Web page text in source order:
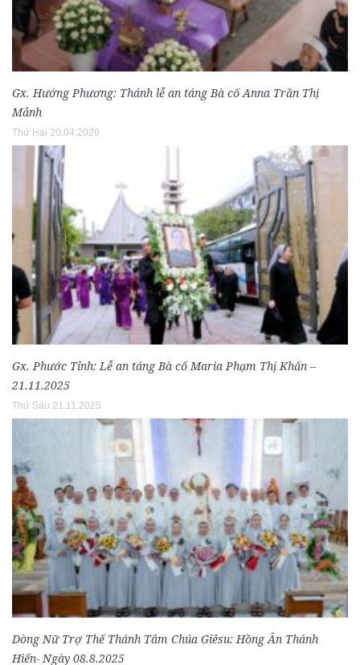
Gx. Hướng Phương: Thánh lễ an táng Bà cố Anna Trần Thị
Mảnh
Thứ Hai 20.04.2026
Gx. Phước Tỉnh: Lễ an táng Bà cố Maria Phạm Thị Khấn –
21.11.2025
Thứ Sáu 21.11.2025
Dòng Nữ Trợ Thế Thánh Tâm Chúa Giêsu: Hồng Ân Thánh
Hiến- Ngày 08.8.2025